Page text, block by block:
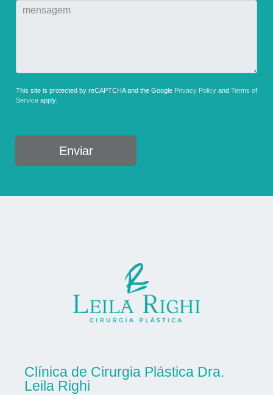
This site is protected by reCAPTCHA and the Google Privacy Policy and Terms of
Service apply.
Enviar
Clínica de Cirurgia Plástica Dra.
Leila Righi